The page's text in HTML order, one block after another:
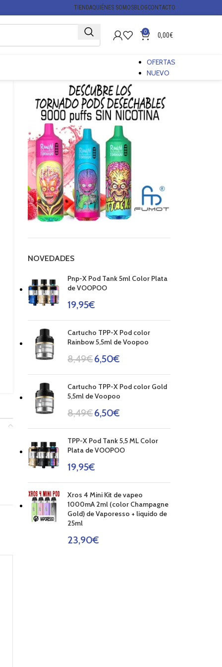
TIENDAQUIÉNES SOMOSBLOGCONTACTO
0 0,00€
OFERTAS
NUEVO
NOVEDADES
Pnp-X Pod Tank 5ml Color Plata
de VOOPOO
19,95€
Cartucho TPP-X Pod color
Rainbow 5,5ml de Voopoo
8,49€6,50€
Cartucho TPP-X Pod color Gold
5,5ml de Voopoo
8,49€6,50€
TPP-X Pod Tank 5,5 ML Color
Plata de VOOPOO
19,95€
Xros 4 Mini Kit de vapeo
1000mA 2ml (color Champagne
Gold) de Vaporesso + liquido de
25ml
23,90€